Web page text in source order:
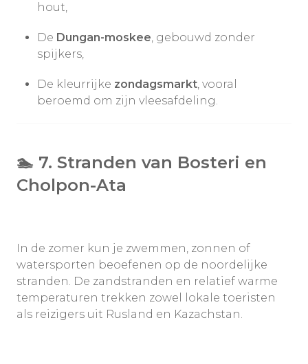
hout,
De Dungan-moskee, gebouwd zonder
spijkers,
De kleurrijke zondagsmarkt, vooral
beroemd om zijn vleesafdeling.
🏊 7. Stranden van Bosteri en
Cholpon-Ata
In de zomer kun je zwemmen, zonnen of
watersporten beoefenen op de noordelijke
stranden. De zandstranden en relatief warme
temperaturen trekken zowel lokale toeristen
als reizigers uit Rusland en Kazachstan.